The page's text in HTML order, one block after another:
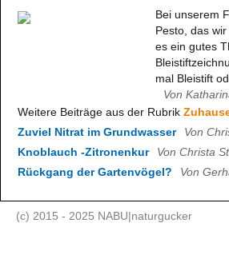
Bei unserem
Pesto, das
es ein gutes
mal Bleistift
Von
Weitere Beiträge aus der Rubrik
Zuviel Nitrat im Grundwasser
Von
Knoblauch -Zitronenkur
Von Christa
Rückgang der Gartenvögel?
Von
(c) 2015 - 2025 NABU|naturgucker